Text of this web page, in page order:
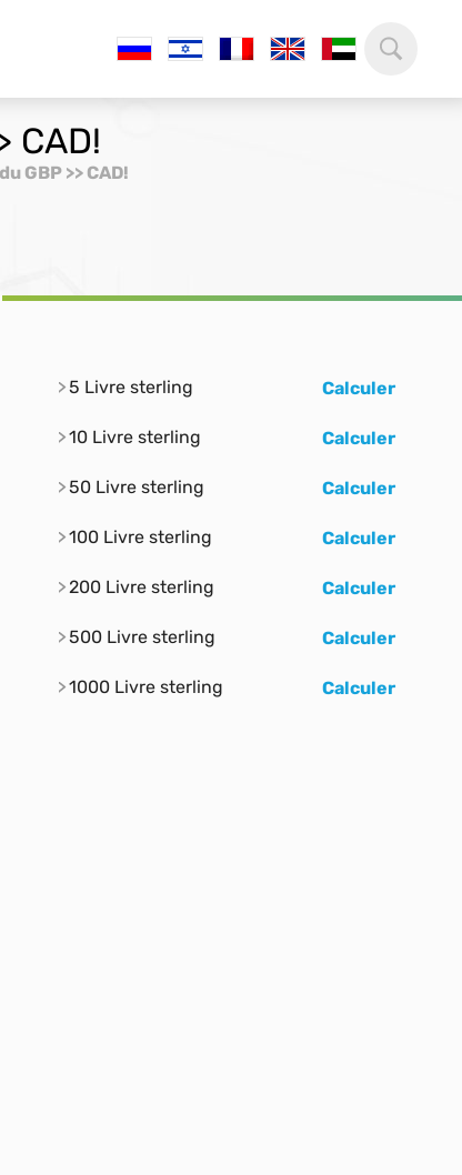
CAD!
GBP >> CAD!
5 Livre sterling Calculer
10 Livre sterling Calculer
50 Livre sterling Calculer
100 Livre sterling Calculer
200 Livre sterling Calculer
500 Livre sterling Calculer
1000 Livre sterling Calculer